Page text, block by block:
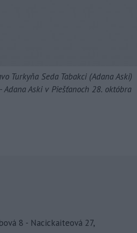
Turkyňa Seda Tabakci (Adana Aski)
Adana Aski v Piešťanoch 28. októbra
8 - Nacickaiteová 27,